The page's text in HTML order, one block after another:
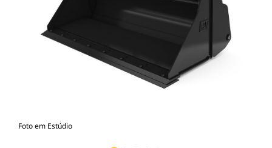
Foto em Estúdio